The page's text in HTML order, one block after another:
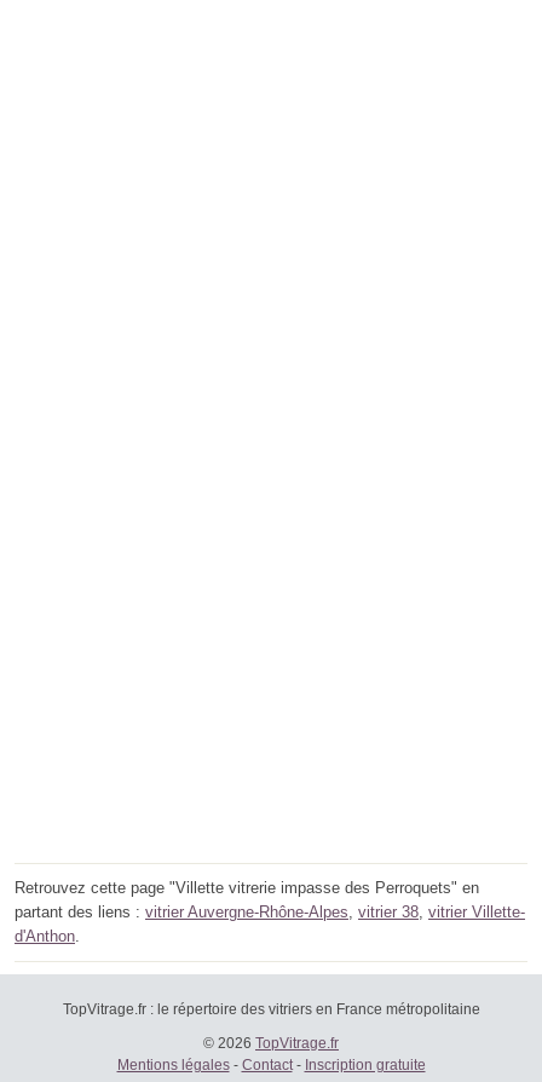
Retrouvez cette page "Villette vitrerie impasse des Perroquets" en
partant des liens : vitrier Auvergne-Rhône-Alpes, vitrier 38, vitrier Villette-
d'Anthon.
TopVitrage.fr : le répertoire des vitriers en France métropolitaine
© 2026 TopVitrage.fr
Mentions légales- Contact- Inscription gratuite